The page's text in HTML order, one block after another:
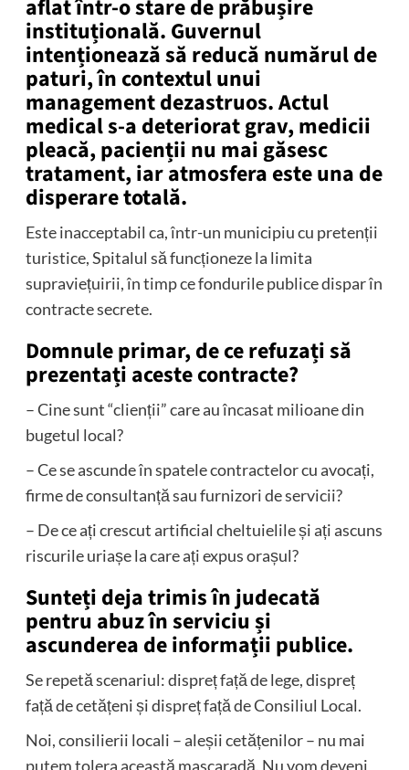
aflat într-o stare de prăbușire
instituțională. Guvernul
intenționează să reducă numărul de
paturi, în contextul unui
management dezastruos. Actul
medical s-a deteriorat grav, medicii
pleacă, pacienții nu mai găsesc
tratament, iar atmosfera este una de
disperare totală.
Este inacceptabil ca, într-un municipiu cu pretenții
turistice, Spitalul să funcționeze la limita
supraviețuirii, în timp ce fondurile publice dispar în
contracte secrete.
Domnule primar, de ce refuzați să
prezentați aceste contracte?
– Cine sunt “clienții” care au încasat milioane din
bugetul local?
– Ce se ascunde în spatele contractelor cu avocați,
firme de consultanță sau furnizori de servicii?
– De ce ați crescut artificial cheltuielile și ați ascuns
riscurile uriașe la care ați expus orașul?
Sunteți deja trimis în judecată
pentru abuz în serviciu și
ascunderea de informații publice.
Se repetă scenariul: dispreț față de lege, dispreț
față de cetățeni și dispreț față de Consiliul Local.
Noi, consilierii locali – aleșii cetățenilor – nu mai
putem tolera această mascaradă. Nu vom deveni